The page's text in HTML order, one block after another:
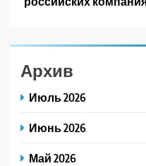
Архив
Июль 2026
Июнь 2026
Май 2026